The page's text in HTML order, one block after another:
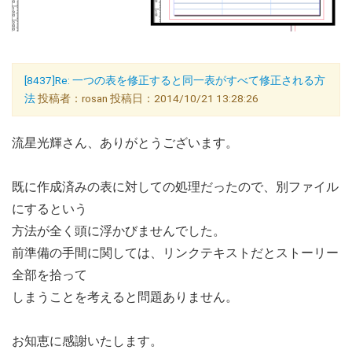
[8437]Re: 一つの表を修正すると同一表がすべて修正される方
法投稿者：rosan 投稿日：2014/10/21 13:28:26
流星光輝さん、ありがとうございます。
既に作成済みの表に対しての処理だったので、別ファイル
にするという
方法が全く頭に浮かびませんでした。
前準備の手間に関しては、リンクテキストだとストーリー
全部を拾って
しまうことを考えると問題ありません。
お知恵に感謝いたします。